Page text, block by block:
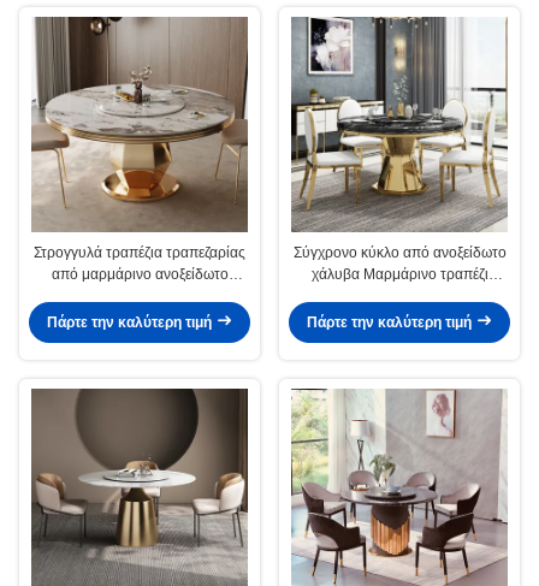
Στρογγυλά τραπέζια τραπεζαρίας
από μαρμάρινο ανοξείδωτο
Πάρτε την καλύτερη τιμή
Σύγχρονο κύκλο από ανοξείδωτο
χάλυβα Μαρμάρινο τραπέζι
Πάρτε την καλύτερη τιμή